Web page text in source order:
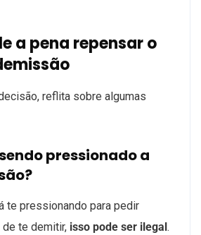
a pena repensar o
reflita sobre algumas
pressionado a
te pressionando para pedir
te demitir, isso pode ser ilegal.